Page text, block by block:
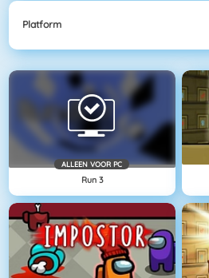
Platform
ALLEEN VOOR PC
Run 3